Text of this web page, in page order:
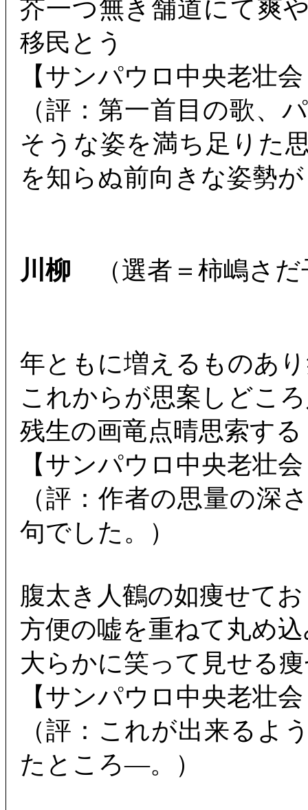
芥一つ無き舗道にて爽
移民とう
【サンパウロ中央老壮
（評：第一首目の歌、
そうな姿を満ち足りた
を知らぬ前向きな姿勢
川柳 （選者＝柿嶋さだ
年ともに増えるものあ
これからが思案しどこ
残生の画竜点晴思索する
【サンパウロ中央老壮
（評：作者の思量の深
句でした。）
腹太き人鶴の如痩せて
方便の嘘を重ねて丸め
大らかに笑って見せる
【サンパウロ中央老壮
（評：これが出来るよ
たところ―。）